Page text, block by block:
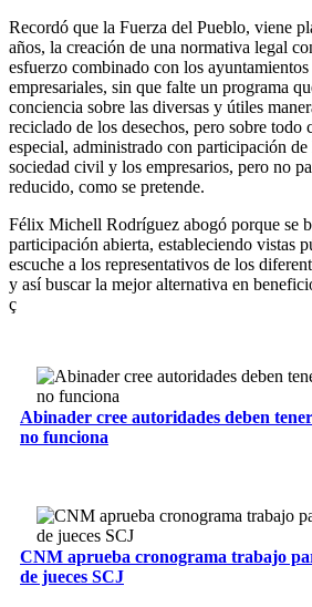
Recordó que la Fuerza del Pueblo, viene
años, la creación de una normativa legal
esfuerzo combinado con los
empresariales, sin que falte un programa
conciencia sobre las diversas y útiles
reciclado de los desechos, pero sobre todo
especial, administrado con participación
sociedad civil y los empresarios, pero no
reducido, como se pretende.
Félix Michell Rodríguez abogó porque se
participación abierta, estableciendo vistas
escuche a los representativos de los
y así buscar la mejor alternativa en
ç
Abinader cree autoridades deben
no funciona
CNM aprueba cronograma trabajo
de jueces SCJ